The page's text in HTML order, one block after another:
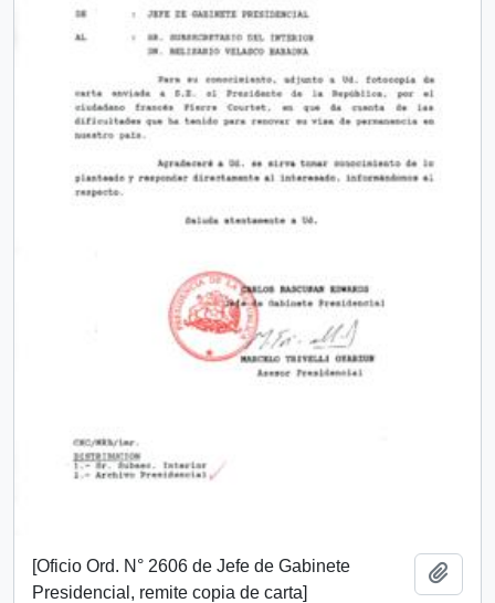
[Oficio Ord. N° 2606 de Jefe de Gabinete
Presidencial, remite copia de carta]